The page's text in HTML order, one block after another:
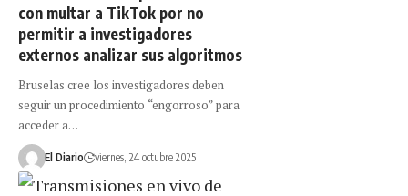
con multar a TikTok por no
permitir a investigadores
externos analizar sus algoritmos
Bruselas cree los investigadores deben
seguir un procedimiento “engorroso” para
acceder a…
El Diario viernes, 24 octubre 2025